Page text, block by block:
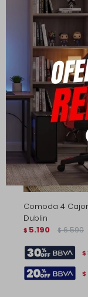
Linea Dublin -
3.990 $ 4.890
$
Comoda 4
Dublin
$ 5.190 $ 6.590
$
$